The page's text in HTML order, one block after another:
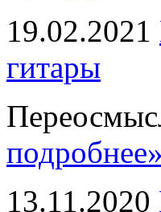
19.02.2021
гитары
подробнее»
13.11.2020